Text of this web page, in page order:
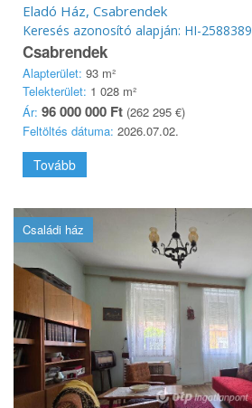
Eladó Ház, Csabrendek
Keresés azonosító alapján: HI-2588389
Csabrendek
Alapterület: 93 m²
Telekterület: 1 028 m²
Ár: 96 000 000 Ft (262 295 €)
Feltöltés dátuma: 2026.07.02.
Tovább
Családi ház